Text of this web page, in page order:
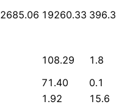
2685.06 19260.33 396.3
108.29
1.8
71.40
0.1
1.92
15.6